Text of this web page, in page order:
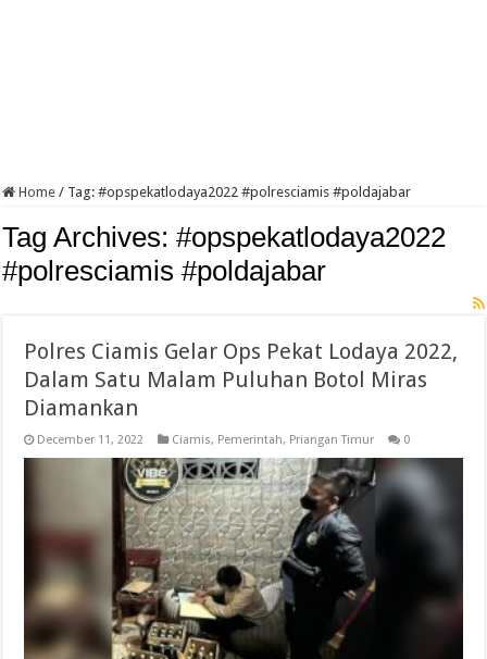
Home / Tag:#opspekatlodaya2022 #polresciamis #poldajabar
Tag Archives:#opspekatlodaya2022
#polresciamis #poldajabar
Polres Ciamis Gelar Ops Pekat Lodaya 2022,
Dalam Satu Malam Puluhan Botol Miras
Diamankan
December 11, 2022 Ciamis, Pemerintah, Priangan Timur 0